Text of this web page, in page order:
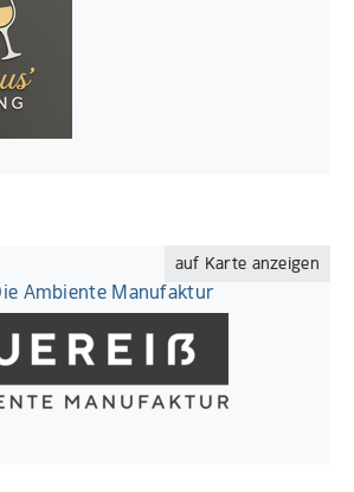
auf Karte anzeigen
Ambiente Manufaktur